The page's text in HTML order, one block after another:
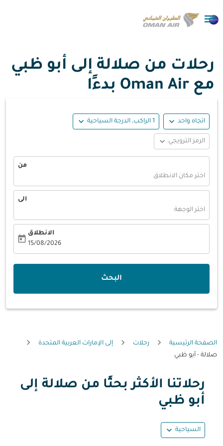

رحلات من صلالة إلى أبو ظبي
مع Oman Air بدءًا
اتجاه واحد expand_more 1 الراكب, الدرجة السياحية expand_more
الرمز الترويجي expand_more
من
اختر مكان الانطلاق
الى
اختر الوجهة
الانطلاق
15/08/2026
today
البحث
الصفحة الرئيسية رحلات
إلى الإمارات العربية المتحدة
صلالة - أبو ظبي
رحلاتنا الأكثر بحثًا من صلالة إلى
أبو ظبي
السياحية expand_more
حاول تحديث الرحلة (مغادرة و/أو وجهة) أو التفاعل مع